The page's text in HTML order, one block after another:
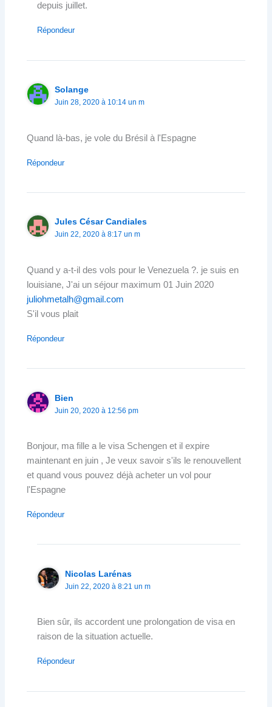
depuis juillet.
Répondeur
Solange
Juin 28, 2020 à 10:14 un m
Quand là-bas, je vole du Brésil à l'Espagne
Répondeur
Jules César Candiales
Juin 22, 2020 à 8:17 un m
Quand y a-t-il des vols pour le Venezuela ?. je suis en
louisiane, J'ai un séjour maximum 01 Juin 2020
juliohmetalh@gmail.com
S'il vous plait
Répondeur
Bien
Juin 20, 2020 à 12:56 pm
Bonjour, ma fille a le visa Schengen et il expire
maintenant en juin , Je veux savoir s'ils le renouvellent
et quand vous pouvez déjà acheter un vol pour
l'Espagne
Répondeur
Nicolas Larénas
Juin 22, 2020 à 8:21 un m
Bien sûr, ils accordent une prolongation de visa en
raison de la situation actuelle.
Répondeur